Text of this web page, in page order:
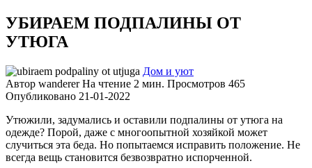
УБИРАЕМ ПОДПАЛИНЫ ОТ
УТЮГА
Дом и уют
Автор wanderer На чтение 2 мин. Просмотров 465
Опубликовано 21-01-2022
Утюжили, задумались и оставили подпалины от утюга на
одежде? Порой, даже с многоопытной хозяйкой может
случиться эта беда. Но попытаемся исправить положение. Не
всегда вещь становится безвозвратно испорченной.